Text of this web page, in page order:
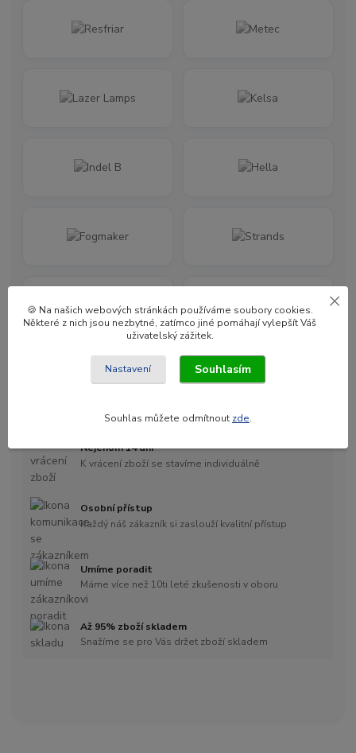
Nejenom 14 dní
K vrácení zboží se stavíme individuálně
Osobní přístup
Každý náš zákazník si zaslouží kvalitní přístup
Umíme poradit
Máme více než 10ti leté zkušenosti v oboru
Až 95% zboží skladem
Snažíme se pro Vás držet zboží skladem
🍪 Na našich webových stránkách používáme soubory cookies.
Některé z nich jsou nezbytné, zatímco jiné pomáhají vylepšít Váš
uživatelský zážitek.
Nastavení Souhlasím
Souhlas můžete odmítnout zde.